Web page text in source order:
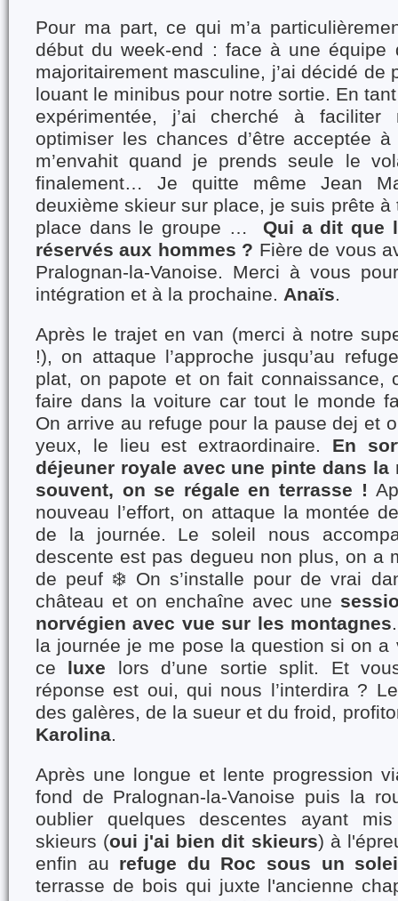
Pour ma part, ce qui m’a
début du week-end : face à une équipe
majoritairement masculine, j’ai décidé de
louant le minibus pour notre sortie. En
expérimentée, j’ai cherché à faciliter
optimiser les chances d’être acceptée
m’envahit quand je prends seule le
finalement… Je quitte même Jean
deuxième skieur sur place, je suis prête à
place dans le groupe …
Qui a dit que
réservés aux hommes ? Fière de vous
Pralognan-la-Vanoise. Merci à vous
intégration et à la prochaine. Anaïs.
Après le trajet en van (merci à notre
!), on attaque l’approche jusqu’au
plat, on papote et on fait connaissance,
faire dans la voiture car tout le monde
On arrive au refuge pour la pause dej et
yeux, le lieu est extraordinaire. En
déjeuner royale avec une pinte dans la
souvent, on se régale en terrasse !
nouveau l’effort, on attaque la montée
de la journée. Le soleil nous
descente est pas degueu non plus, on a
de peuf ❄️ On s’installe pour de vrai
château et on enchaîne avec une
norvégien avec vue sur les montagnes
la journée je me pose la question si on a
ce luxe lors d’une sortie split. Et
réponse est oui, qui nous l’interdira ?
des galères, de la sueur et du froid,
Karolina.
Après une longue et lente progression
fond de Pralognan-la-Vanoise puis la
oublier quelques descentes ayant
skieurs (oui j'ai bien dit skieurs) à
enfin au refuge du Roc sous un
terrasse de bois qui juxte l'ancienne